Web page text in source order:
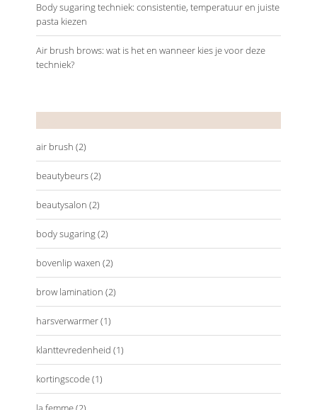
Body sugaring techniek: consistentie, temperatuur en juiste
pasta kiezen
Air brush brows: wat is het en wanneer kies je voor deze
techniek?
air brush (2)
beautybeurs(2)
beautysalon (2)
body sugaring(2)
bovenlip waxen (2)
brow lamination (2)
harsverwarmer(1)
klanttevredenheid (1)
kortingscode(1)